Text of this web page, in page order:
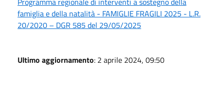
famiglia e della natalità - FAMIGLIE FRAGILI 2025 - L.R.
20/2020 – DGR 585 del 29/05/2025
Ultimo aggiornamento: 2 aprile 2024, 09:50